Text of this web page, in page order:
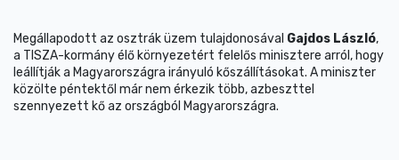
Megállapodott az osztrák üzem tulajdonosával Gajdos László,
a TISZA-kormány élő környezetért felelős minisztere arról, hogy
leállítják a Magyarországra irányuló kőszállításokat. A miniszter
közölte péntektől már nem érkezik több, azbeszttel
szennyezett kő az országból Magyarországra.